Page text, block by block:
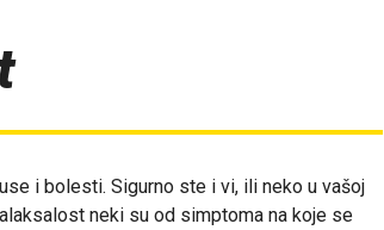
i bolesti. Sigurno ste i vi, ili neko u vašoj
neki su od simptoma na koje se